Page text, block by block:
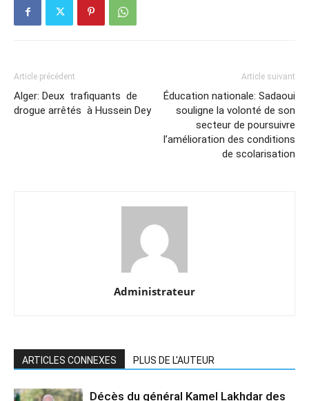
Article précédent
Alger: Deux trafiquants de
drogue arrêtés à Hussein Dey
Article suivant
Éducation nationale: Sadaoui
souligne la volonté de son
secteur de poursuivre
l’amélioration des conditions
de scolarisation
Administrateur
ARTICLES CONNEXES PLUS DE L'AUTEUR
Décès du général Kamel Lakhdar des